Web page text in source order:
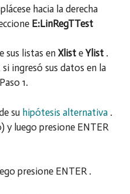
hacia la derecha
E:LinRegTTest
sus listas en Xlist e Ylist .
ingresó sus datos en la
1.
su hipótesis alternativa .
y luego presione ENTER
presione ENTER .